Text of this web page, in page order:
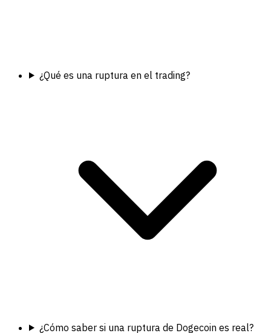
¿Qué es una ruptura en el trading?
¿Cómo saber si una ruptura de Dogecoin es real?